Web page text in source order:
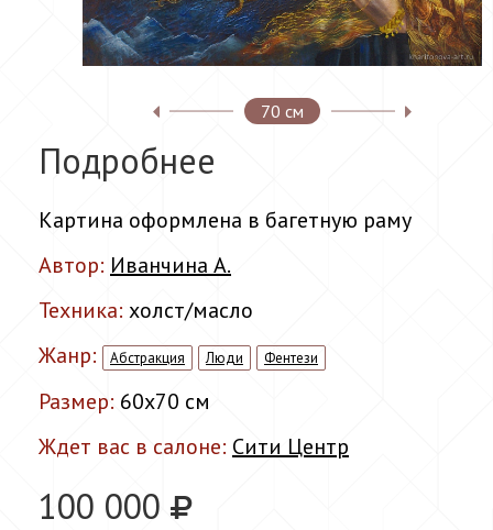
70 см
Подробнее
Картина оформлена в багетную раму
Автор: Иванчина А.
Техника: холст/масло
Жанр:
Абстракция Люди Фентези
Размер: 60x70 см
Ждет вас в салоне: Сити Центр
100 000